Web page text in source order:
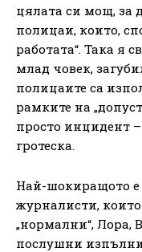
цялата си мощ, за
полицаи, които,
работата“. Така я
млад човек,
полицаите са
рамките на
просто инцидент –
гротеска.
Най-шокиращото е
журналисти,
„нормални“, Лора,
послушни